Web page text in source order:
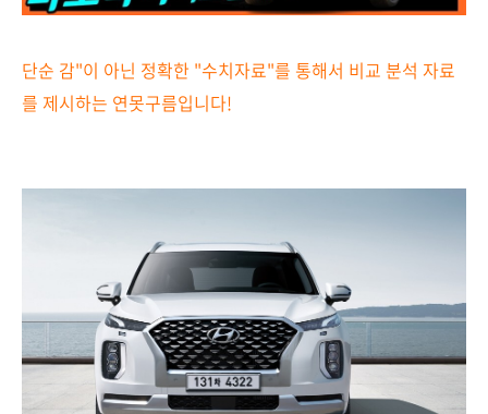
단순 감"이 아닌 정확한 "수치자료"를 통해서 비교 분석 자료
를 제시하는 연못구름입니다!